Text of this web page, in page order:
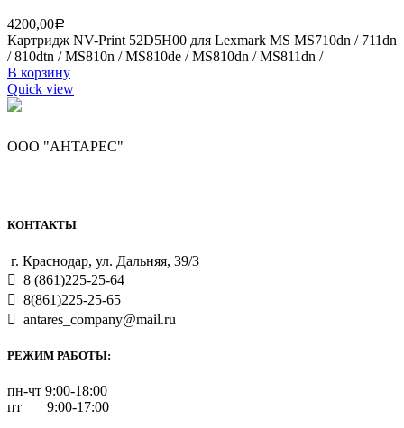
4200,00Р
Картридж NV-Print 52D5H00 для Lexmark MS MS710dn / 711dn
/ 810dtn / MS810n / MS810de / MS810dn / MS811dn /
В корзину
Quick view
ООО "АНТАРЕС"
КОНТАКТЫ
г. Краснодар, ул. Дальняя, 39/3
8 (861)225-25-64
8(861)225-25-65
antares_company@mail.ru
РЕЖИМ РАБОТЫ:
пн-чт 9:00-18:00
пт 9:00-17:00